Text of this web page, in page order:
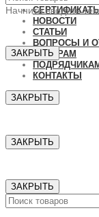
НОВОСТИ
СТАТЬИ
ВОПРОСЫ И
ДИЛЕРАМ
КОНТАКТЫ
Начните вводить
ЗАКРЫТЬ
ЗАКРЫТЬ
ЗАКРЫТЬ
ЗАКРЫТЬ